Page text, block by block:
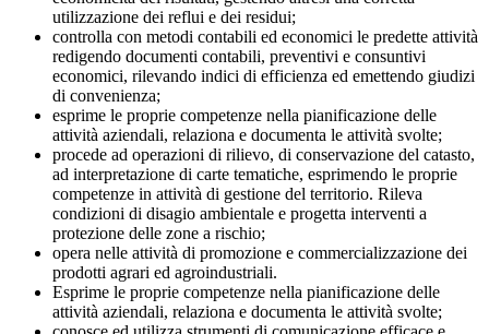
utilizzazione dei reflui e dei residui;
controlla con metodi contabili ed economici le predette attività
redigendo documenti contabili, preventivi e consuntivi
economici, rilevando indici di efficienza ed emettendo giudizi
di convenienza;
esprime le proprie competenze nella pianificazione delle
attività aziendali, relaziona e documenta le attività svolte;
procede ad operazioni di rilievo, di conservazione del catasto,
ad interpretazione di carte tematiche, esprimendo le proprie
competenze in attività di gestione del territorio. Rileva
condizioni di disagio ambientale e progetta interventi a
protezione delle zone a rischio;
opera nelle attività di promozione e commercializzazione dei
prodotti agrari ed agroindustriali.
Esprime le proprie competenze nella pianificazione delle
attività aziendali, relaziona e documenta le attività svolte;